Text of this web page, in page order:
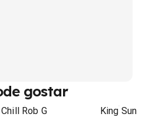
gostar
Chill Rob G King Sun